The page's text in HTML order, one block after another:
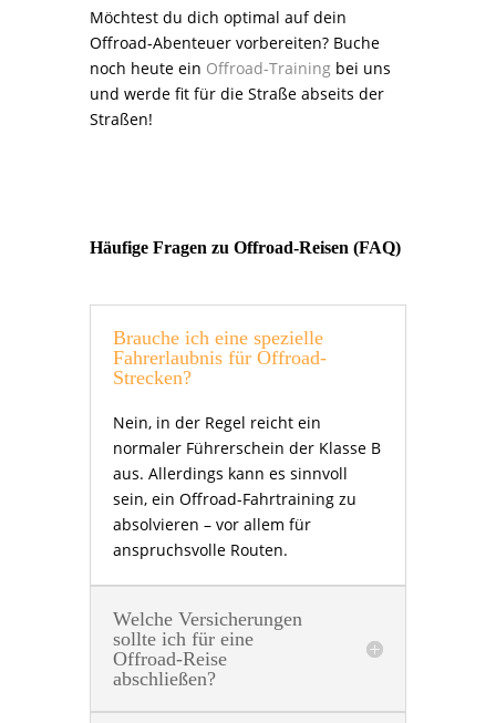
Möchtest du dich optimal auf dein
Offroad-Abenteuer vorbereiten? Buche
noch heute ein Offroad-Trainingbei uns
und werde fit für die Straße abseits der
Straßen!
Häufige Fragen zu Offroad-Reisen (FAQ)
Brauche ich eine spezielle
Fahrerlaubnis für Offroad-
Strecken?
Nein, in der Regel reicht ein
normaler Führerschein der Klasse B
aus. Allerdings kann es sinnvoll
sein, ein Offroad-Fahrtraining zu
absolvieren – vor allem für
anspruchsvolle Routen.
Welche Versicherungen
sollte ich für eine
Offroad-Reise
abschließen?